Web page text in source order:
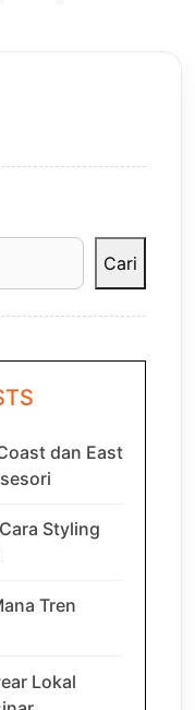
Cari
dan East
Styling
Tren
Lokal